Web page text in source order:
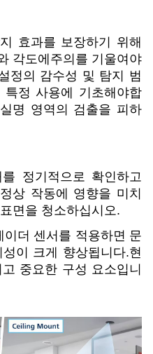
효과를 보장하기 위해
각도에주의를 기울여야
정의 감수성 및 탐지 범
정 사용에 기초해야합
명 영역의 검출을 피하
정기적으로 확인하고
상 작동에 영향을 미치
면을 청소하십시오.
더 센서를 적용하면 문
이 크게 향상됩니다.현
중요한 구성 요소입니